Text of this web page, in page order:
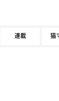
連載 猫